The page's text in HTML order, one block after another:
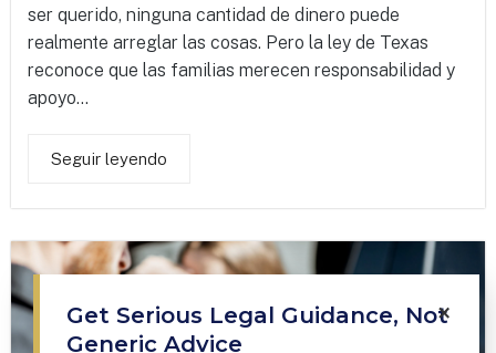
ser querido, ninguna cantidad de dinero puede
realmente arreglar las cosas. Pero la ley de Texas
reconoce que las familias merecen responsabilidad y
apoyo...
Seguir leyendo
×
Get Serious Legal Guidance, Not
Generic Advice